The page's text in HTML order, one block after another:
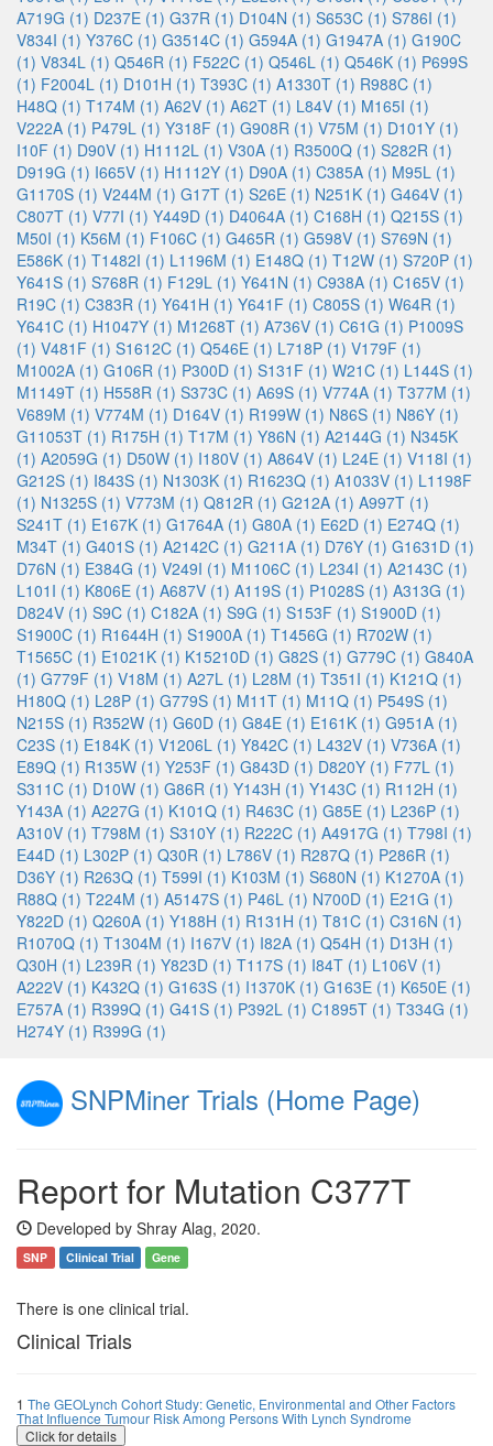
A719G (1) D237E (1) G37R (1) D104N (1) S653C (1) S786I (1)
V834I (1) Y376C (1) G3514C (1) G594A (1) G1947A (1) G190C
(1) V834L (1) Q546R (1) F522C (1) Q546L (1) Q546K (1) P699S
(1) F2004L (1) D101H (1) T393C (1) A1330T (1) R988C (1)
H48Q (1) T174M (1) A62V (1) A62T (1) L84V (1) M165I (1)
V222A (1) P479L (1) Y318F (1) G908R (1) V75M (1) D101Y (1)
I10F (1) D90V (1) H1112L (1) V30A (1) R3500Q (1) S282R (1)
D919G (1) I665V (1) H1112Y (1) D90A (1) C385A (1) M95L (1)
G1170S (1) V244M (1) G17T (1) S26E (1) N251K (1) G464V (1)
C807T (1) V77I (1) Y449D (1) D4064A (1) C168H (1) Q215S (1)
M50I (1) K56M (1) F106C (1) G465R (1) G598V (1) S769N (1)
E586K (1) T1482I (1) L1196M (1) E148Q (1) T12W (1) S720P (1)
Y641S (1) S768R (1) F129L (1) Y641N (1) C938A (1) C165V (1)
R19C (1) C383R (1) Y641H (1) Y641F (1) C805S (1) W64R (1)
Y641C (1) H1047Y (1) M1268T (1) A736V (1) C61G (1) P1009S
(1) V481F (1) S1612C (1) Q546E (1) L718P (1) V179F (1)
M1002A (1) G106R (1) P300D (1) S131F (1) W21C (1) L144S (1)
M1149T (1) H558R (1) S373C (1) A69S (1) V774A (1) T377M (1)
V689M (1) V774M (1) D164V (1) R199W (1) N86S (1) N86Y (1)
G11053T (1) R175H (1) T17M (1) Y86N (1) A2144G (1) N345K
(1) A2059G (1) D50W (1) I180V (1) A864V (1) L24E (1) V118I (1)
G212S (1) I843S (1) N1303K (1) R1623Q (1) A1033V (1) L1198F
(1) N1325S (1) V773M (1) Q812R (1) G212A (1) A997T (1)
S241T (1) E167K (1) G1764A (1) G80A (1) E62D (1) E274Q (1)
M34T (1) G401S (1) A2142C (1) G211A (1) D76Y (1) G1631D (1)
D76N (1) E384G (1) V249I (1) M1106C (1) L234I (1) A2143C (1)
L101I (1) K806E (1) A687V (1) A119S (1) P1028S (1) A313G (1)
D824V (1) S9C (1) C182A (1) S9G (1) S153F (1) S1900D (1)
S1900C (1) R1644H (1) S1900A (1) T1456G (1) R702W (1)
T1565C (1) E1021K (1) K15210D (1) G82S (1) G779C (1) G840A
(1) G779F (1) V18M (1) A27L (1) L28M (1) T351I (1) K121Q (1)
H180Q (1) L28P (1) G779S (1) M11T (1) M11Q (1) P549S (1)
N215S (1) R352W (1) G60D (1) G84E (1) E161K (1) G951A (1)
C23S (1) E184K (1) V1206L (1) Y842C (1) L432V (1) V736A (1)
E89Q (1) R135W (1) Y253F (1) G843D (1) D820Y (1) F77L (1)
S311C (1) D10W (1) G86R (1) Y143H (1) Y143C (1) R112H (1)
Y143A (1) A227G (1) K101Q (1) R463C (1) G85E (1) L236P (1)
A310V (1) T798M (1) S310Y (1) R222C (1) A4917G (1) T798I (1)
E44D (1) L302P (1) Q30R (1) L786V (1) R287Q (1) P286R (1)
D36Y (1) R263Q (1) T599I (1) K103M (1) S680N (1) K1270A (1)
R88Q (1) T224M (1) A5147S (1) P46L (1) N700D (1) E21G (1)
Y822D (1) Q260A (1) Y188H (1) R131H (1) T81C (1) C316N (1)
R1070Q (1) T1304M (1) I167V (1) I82A (1) Q54H (1) D13H (1)
Q30H (1) L239R (1) Y823D (1) T117S (1) I84T (1) L106V (1)
A222V (1) K432Q (1) G163S (1) I1370K (1) G163E (1) K650E (1)
E757A (1) R399Q (1) G41S (1) P392L (1) C1895T (1) T334G (1)
H274Y (1) R399G (1)
SNPMiner Trials (Home Page)
Report for Mutation C377T
Developed by Shray Alag, 2020.
SNP Clinical Trial Gene
There is one clinical trial.
Clinical Trials
1 The GEOLynch Cohort Study: Genetic, Environmental and Other Factors
That Influence Tumour Risk Among Persons With Lynch Syndrome
Click for details